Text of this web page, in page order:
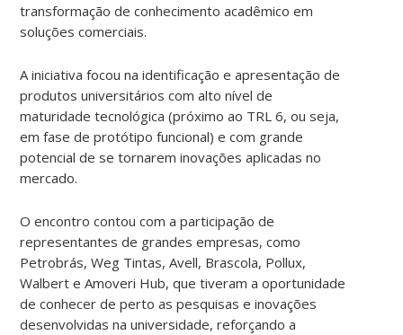
transformação de conhecimento acadêmico em
soluções comerciais.
A iniciativa focou na identificação e apresentação de
produtos universitários com alto nível de
maturidade tecnológica (próximo ao TRL 6, ou seja,
em fase de protótipo funcional) e com grande
potencial de se tornarem inovações aplicadas no
mercado.
O encontro contou com a participação de
representantes de grandes empresas, como
Petrobrás, Weg Tintas, Avell, Brascola, Pollux,
Walbert e Amoveri Hub, que tiveram a oportunidade
de conhecer de perto as pesquisas e inovações
desenvolvidas na universidade, reforçando a